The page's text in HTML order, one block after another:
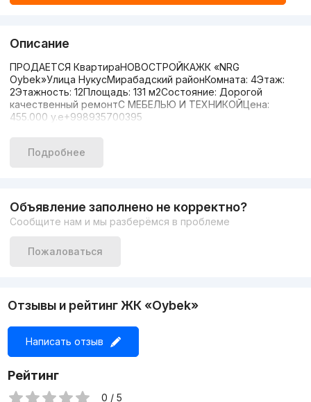
Описание
ПРОДАЕТСЯ КвартираНОВОСТРОЙКАЖК «NRG
Oybek»Улица НукусМирабадский районКомната: 4Этаж:
2Этажность: 12Площадь: 131 м2Состояние: Дорогой
качественный ремонтС МЕБЕЛЬЮ И ТЕХНИКОЙЦена:
455.000 y.е+998935700395
Подробнее
Объявление заполнено не корректно?
Сообщите нам и мы разберёмся в проблеме
Пожаловаться
Отзывы и рейтинг ЖК «Oybek»
Написать отзыв
Рейтинг
0 / 5